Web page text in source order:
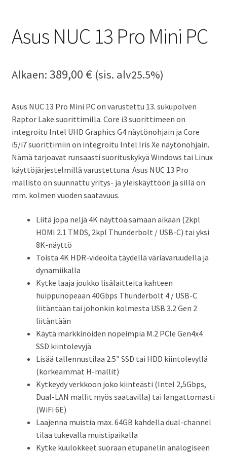
Asus NUC 13 Pro Mini PC
Alkaen: 389,00 €(sis. alv25.5%)
Asus NUC 13 Pro Mini PC on varustettu 13. sukupolven
Raptor Lake suorittimilla. Core i3 suorittimeen on
integroitu Intel UHD Graphics G4 näytönohjain ja Core
i5/i7 suorittimiin on integroitu Intel Iris Xe näytönohjain.
Nämä tarjoavat runsaasti suorituskykyä Windows tai Linux
käyttöjärjestelmillä varustettuna. Asus NUC 13 Pro
mallisto on suunnattu yritys- ja yleiskäyttöön ja sillä on
mm. kolmen vuoden saatavuus.
Liitä jopa neljä 4K näyttöä samaan aikaan (2kpl
HDMI 2.1 TMDS, 2kpl Thunderbolt / USB-C) tai yksi
8K-näyttö
Toista 4K HDR-videoita täydellä väriavaruudella ja
dynamiikalla
Kytke laaja joukko lisälaitteita kahteen
huippunopeaan 40Gbps Thunderbolt 4 / USB-C
liitäntään tai johonkin kolmesta USB 3.2 Gen 2
liitäntään
Käytä markkinoiden nopeimpia M.2 PCIe Gen4x4
SSD kiintolevyjä
Lisää tallennustilaa 2.5″ SSD tai HDD kiintolevyllä
(korkeammat H-mallit)
Kytkeydy verkkoon joko kiinteästi (Intel 2,5Gbps,
Dual-LAN mallit myös saatavilla) tai langattomasti
(WiFi 6E)
Laajenna muistia max. 64GB kahdella dual-channel
tilaa tukevalla muistipaikalla
Kytke kuulokkeet suoraan etupanelin analogiseen